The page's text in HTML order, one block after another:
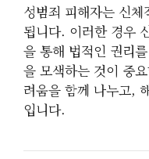
성범죄 피해자는 신
됩니다. 이러한 경우
을 통해 법적인 권리
을 모색하는 것이 중
려움을 함께 나누고,
입니다.